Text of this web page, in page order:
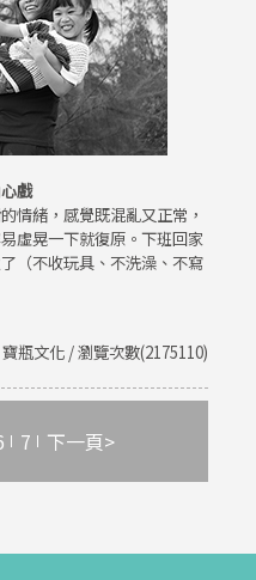
戲
情緒，感覺既混亂又正常，
虛晃一下就復原。下班回家
（不收玩具、不洗澡、不寫
瓶文化 / 瀏覽次數(2175110)
7 下一頁>